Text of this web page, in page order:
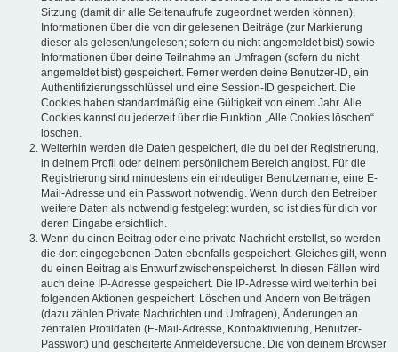
Sitzung (damit dir alle Seitenaufrufe zugeordnet werden können),
Informationen über die von dir gelesenen Beiträge (zur Markierung
dieser als gelesen/ungelesen; sofern du nicht angemeldet bist) sowie
Informationen über deine Teilnahme an Umfragen (sofern du nicht
angemeldet bist) gespeichert. Ferner werden deine Benutzer-ID, ein
Authentifizierungsschlüssel und eine Session-ID gespeichert. Die
Cookies haben standardmäßig eine Gültigkeit von einem Jahr. Alle
Cookies kannst du jederzeit über die Funktion „Alle Cookies löschen“
löschen.
Weiterhin werden die Daten gespeichert, die du bei der Registrierung,
in deinem Profil oder deinem persönlichem Bereich angibst. Für die
Registrierung sind mindestens ein eindeutiger Benutzername, eine E-
Mail-Adresse und ein Passwort notwendig. Wenn durch den Betreiber
weitere Daten als notwendig festgelegt wurden, so ist dies für dich vor
deren Eingabe ersichtlich.
Wenn du einen Beitrag oder eine private Nachricht erstellst, so werden
die dort eingegebenen Daten ebenfalls gespeichert. Gleiches gilt, wenn
du einen Beitrag als Entwurf zwischenspeicherst. In diesen Fällen wird
auch deine IP-Adresse gespeichert. Die IP-Adresse wird weiterhin bei
folgenden Aktionen gespeichert: Löschen und Ändern von Beiträgen
(dazu zählen Private Nachrichten und Umfragen), Änderungen an
zentralen Profildaten (E-Mail-Adresse, Kontoaktivierung, Benutzer-
Passwort) und gescheiterte Anmeldeversuche. Die von deinem Browser